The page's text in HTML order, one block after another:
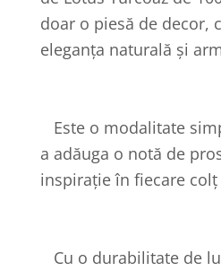
doar o piesă de decor,
eleganța naturală și
Este o modalitate
a adăuga o notă de
inspirație în fiecare
Cu o durabilitate de